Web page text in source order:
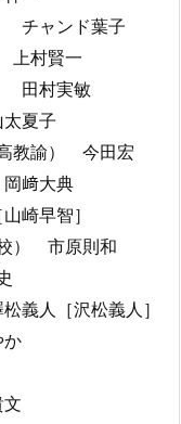
チャンド葉子
上村賢一
田村実敏
夏子
教諭） 今田宏
﨑大典
崎早智］
） 市原則和
義人［沢松義人］